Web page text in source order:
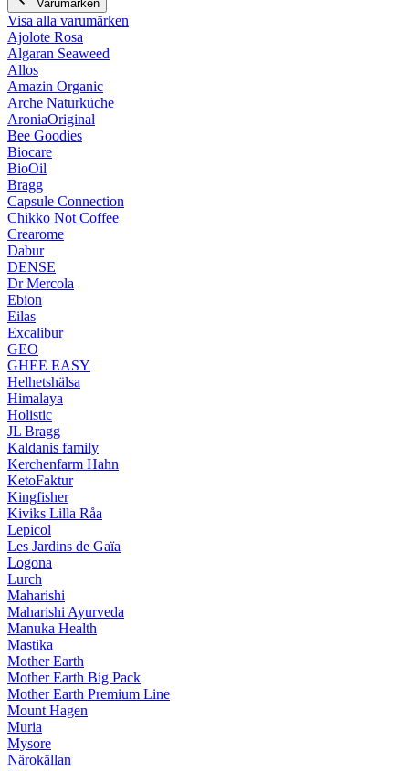
Varumärken
Visa alla varumärken
Ajolote Rosa
Algaran Seaweed
Allos
Amazin Organic
Arche Naturküche
AroniaOriginal
Bee Goodies
Biocare
BioOil
Bragg
Capsule Connection
Chikko Not Coffee
Crearome
Dabur
DENSE
Dr Mercola
Ebion
Eilas
Excalibur
GEO
GHEE EASY
Helhetshälsa
Himalaya
Holistic
JL Bragg
Kaldanis family
Kerchenfarm Hahn
KetoFaktur
Kingfisher
Kiviks Lilla Råa
Lepicol
Les Jardins de Gaïa
Logona
Lurch
Maharishi
Maharishi Ayurveda
Manuka Health
Mastika
Mother Earth
Mother Earth Big Pack
Mother Earth Premium Line
Mount Hagen
Muria
Mysore
Närokällan